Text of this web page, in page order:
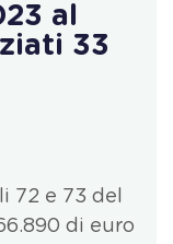
al
33
72 e 73 del
di euro